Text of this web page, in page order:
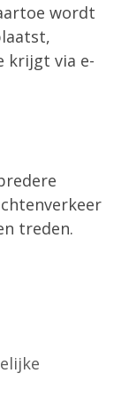
wordt
krijgt via e-
treden.